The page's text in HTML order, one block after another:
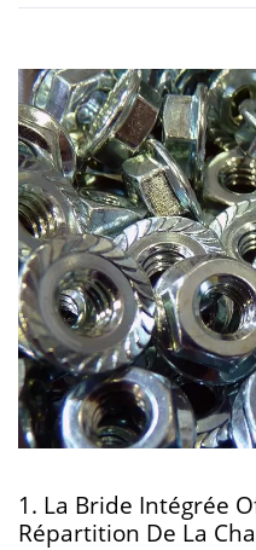
1. La Bride Intégrée
Répartition De La